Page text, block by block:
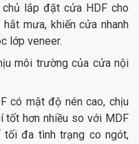
lắp đặt cửa HDF cho
mưa, khiến cửa nhanh
lớp veneer.
môi trường của cửa nội
có mật độ nén cao, chịu
tốt hơn nhiều so với MDF
tối đa tình trạng co ngót,